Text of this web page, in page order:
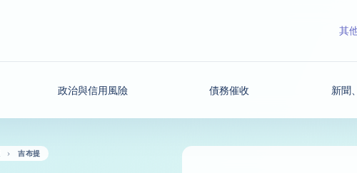
政治與信用風險 債務催收 新聞
其
吉布提